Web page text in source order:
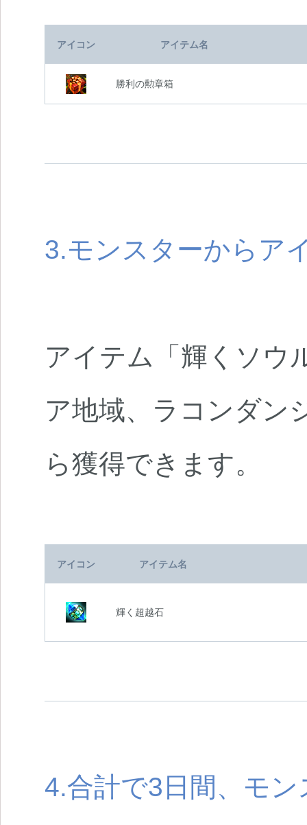
アイコン アイテム名
勝利の勲章箱
3.モンスターからア
アイテム「輝くソウ
ア地域、ラコンダン
ら獲得できます。
アイコン アイテム名
輝く超越石
4.合計で3日間、モ